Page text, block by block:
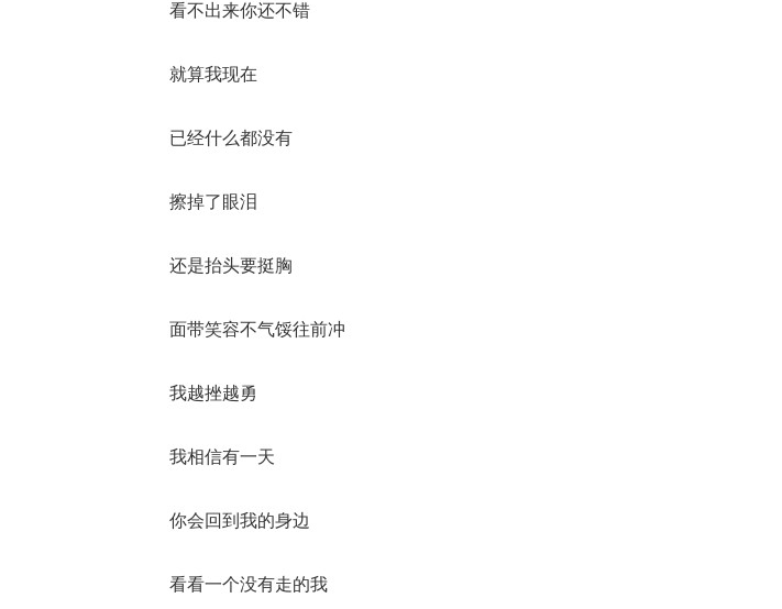
看不出来你还不错
就算我现在
已经什么都没有
擦掉了眼泪
还是抬头要挺胸
面带笑容不气馁往前冲
我越挫越勇
我相信有一天
你会回到我的身边
看看一个没有走的我